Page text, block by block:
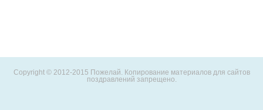
Copyright © 2012-2015 Пожелай. Копирование материалов для сайтов
поздравлений запрещено.